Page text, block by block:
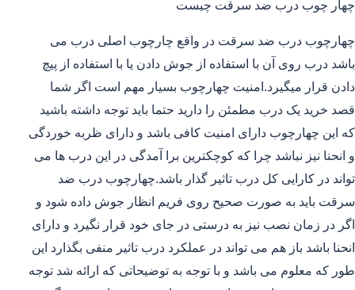
چهار چوب درب ضد سرقت چیست
چهارچوب درب ضد سرقت در واقع چارچوب اصلی درب می
باشد درب روی آن با استفاده از جوش دادن یا با استفاده از پیچ
دادن قرار میگیرد.امنیت چهارچوب بسیار مهم است اگر شما
قصد خرید یک درب مطمئن را دارید حتما باید توجه داشته باشید
که این چهارچوب دارای امنیت کافی باشد و دارای ظربه خوردگی
و انحنا نیز نباشد چرا که کوچکترین برا آمدگی در این درب ها می
تواند در کارایی کل درب تاثیر گذار باشد.چهارچوب درب ضد
سرقت باید به صورت صحیح روی فریم انظار جوش داده شود و
اگر در زمان نصب نیز به درستی در جای خود قرار نگیرد و دارای
انحنا باشد باز هم می تواند در عملکرد درب تاثیر منفی بگذارد این
طور که معلوم می باشد و با توجه به توضیحاتی که ارائه شد توجه